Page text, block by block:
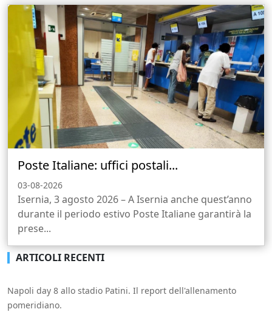
Poste Italiane: uffici postali...
03-08-2026
Isernia, 3 agosto 2026 – A Isernia anche quest’anno
durante il periodo estivo Poste Italiane garantirà la
prese...
ARTICOLI RECENTI
Napoli day 8 allo stadio Patini. Il report dell'allenamento
pomeridiano.